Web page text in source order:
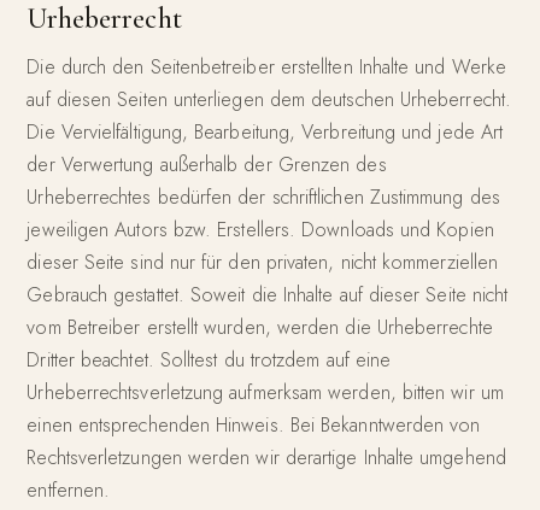
Urheberrecht
Die durch den Seitenbetreiber erstellten Inhalte und Werke
auf diesen Seiten unterliegen dem deutschen Urheberrecht.
Die Vervielfältigung, Bearbeitung, Verbreitung und jede Art
der Verwertung außerhalb der Grenzen des
Urheberrechtes bedürfen der schriftlichen Zustimmung des
jeweiligen Autors bzw. Erstellers. Downloads und Kopien
dieser Seite sind nur für den privaten, nicht kommerziellen
Gebrauch gestattet. Soweit die Inhalte auf dieser Seite nicht
vom Betreiber erstellt wurden, werden die Urheberrechte
Dritter beachtet. Solltest du trotzdem auf eine
Urheberrechtsverletzung aufmerksam werden, bitten wir um
einen entsprechenden Hinweis. Bei Bekanntwerden von
Rechtsverletzungen werden wir derartige Inhalte umgehend
entfernen.